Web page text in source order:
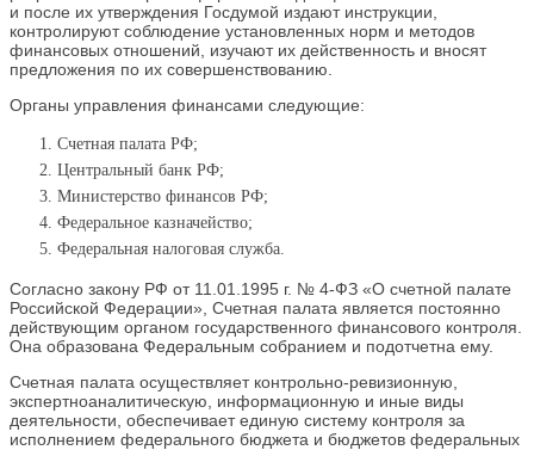
и после их утверждения Госдумой издают инструкции,
контролируют соблюдение установленных норм и методов
финансовых отношений, изучают их действенность и вносят
предложения по их совершенствованию.
Органы управления финансами следующие:
Счетная палата РФ;
Центральный банк РФ;
Министерство финансов РФ;
Федеральное казначейство;
Федеральная налоговая служба.
Согласно закону РФ от 11.01.1995 г. № 4-ФЗ «О счетной палате
Российской Федерации», Счетная палата является постоянно
действующим органом государственного финансового контроля.
Она образована Федеральным собранием и подотчетна ему.
Счетная палата осуществляет контрольно-ревизионную,
экспертноаналитическую, информационную и иные виды
деятельности, обеспечивает единую систему контроля за
исполнением федерального бюджета и бюджетов федеральных